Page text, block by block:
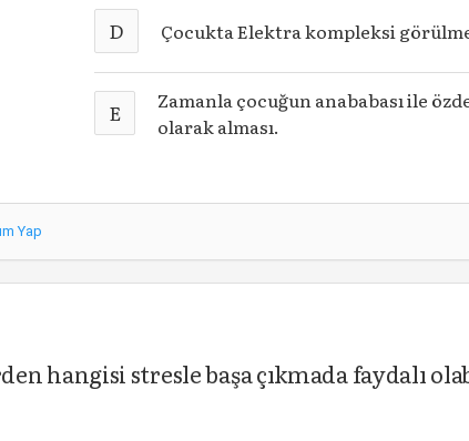
D Çocukta Elektra kompleksi
E
Zamanla çocuğun anababası ile
olarak alması.
Yap
hangisi stresle başa çıkmada faydalı